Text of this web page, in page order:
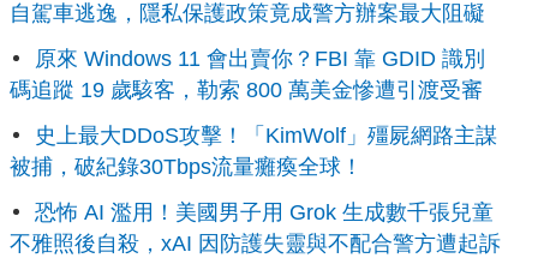
自駕車逃逸，隱私保護政策竟成警方辦案最大阻礙
原來 Windows 11 會出賣你？FBI 靠 GDID 識別
碼追蹤 19 歲駭客，勒索 800 萬美金慘遭引渡受審
史上最大DDoS攻擊！「KimWolf」殭屍網路主謀
被捕，破紀錄30Tbps流量癱瘓全球！
恐怖 AI 濫用！美國男子用 Grok 生成數千張兒童
不雅照後自殺，xAI 因防護失靈與不配合警方遭起訴